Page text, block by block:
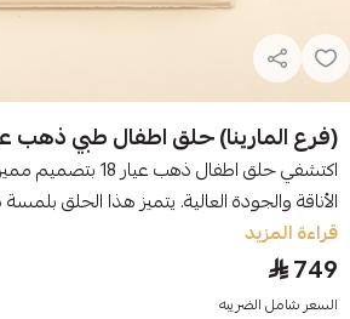
(فرع المارينا) حلق اطفال طبي ذهب
اكتشفي حلق اطفال
الأناقة والجودة العالية. يتميز هذا الحلق
قراءة المزيد
749
السعر شامل الضريبه